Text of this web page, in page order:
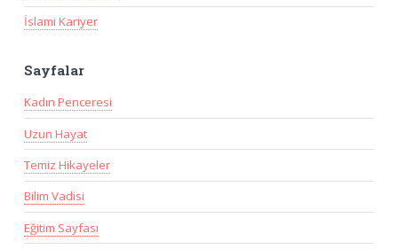
İslami Kariyer
Sayfalar
Kadın Penceresi
Uzun Hayat
Temiz Hikayeler
Bilim Vadisi
Eğitim Sayfası